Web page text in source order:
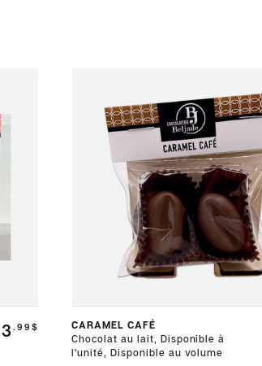
3 .99$
CARAMEL CAFÉ
Chocolat au lait, Disponible à
l'unité, Disponible au volume